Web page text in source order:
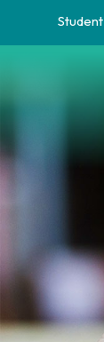
Student